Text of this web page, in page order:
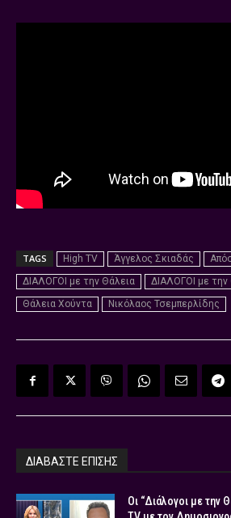
TAGS High TV Άγγελος Σκιαδάς
ΔΙΑΛΟΓΟΙ με την Θάλεια
ΔΙΑΛΟΓΟΙ με
Θάλεια Χούντα
Νικόλαος Τσεμπερλίδης
ΔΙΑΒΑΣΤΕ ΕΠΙΣΗΣ
Οι “Διάλογοι με την